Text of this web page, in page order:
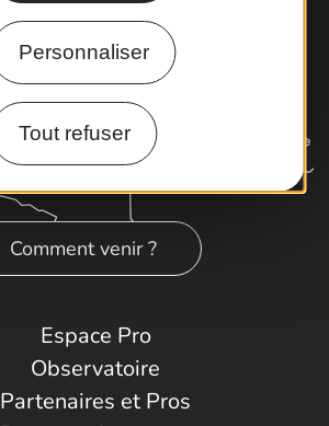
Personnaliser
Tout refuser
Comment venir ?
Espace Pro
Observatoire
Partenaires et Pros